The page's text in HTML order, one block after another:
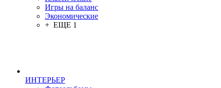
Игры на баланс
Экономические
+ ЕЩЕ 1
ИНТЕРЬЕР